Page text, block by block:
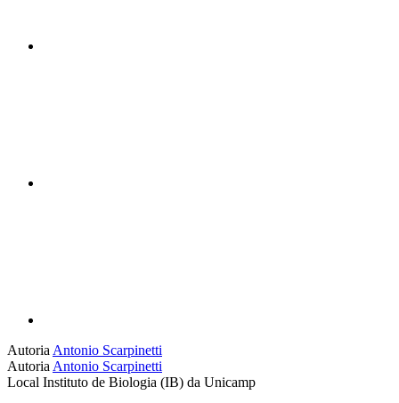
Autoria Antonio Scarpinetti
Autoria Antonio Scarpinetti
Local Instituto de Biologia (IB) da Unicamp